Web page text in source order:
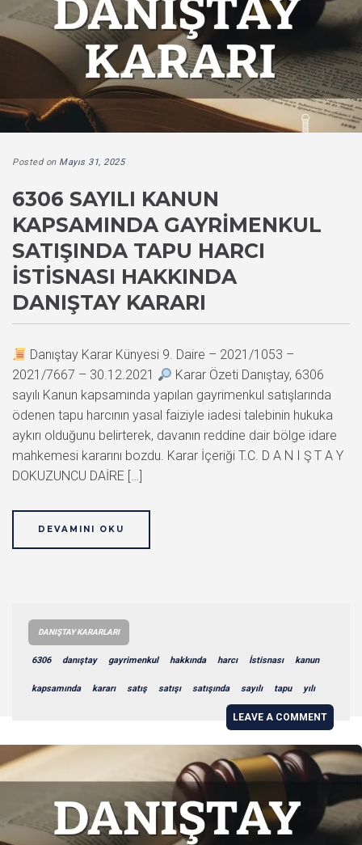
Posted on Mayıs 31, 2025
6306 SAYILI KANUN
KAPSAMINDA GAYRIMENKUL
SATIŞINDA TAPU HARCI
İSTISNASI HAKKINDA
DANIŞTAY KARARI
Danıştay Karar Künyesi 9. Daire – 2021/1053 –
2021/7667 – 30.12.2021
Karar Özeti Danıştay, 6306
sayılı Kanun kapsamında yapılan gayrimenkul satışlarında
ödenen tapu harcının yasal faiziyle iadesi talebinin hukuka
aykırı olduğunu belirterek, davanın reddine dair bölge idare
mahkemesi kararını bozdu. Karar İçeriği T.C. D A N I Ş T A Y
DOKUZUNCU DAİRE […]
DEVAMINI OKU
DANIŞTAY KARARLARI
6306 danıştay gayrimenkul hakkında harcı İstisnası kanun
kapsamında kararı satış satışı satışında sayılı tapu yılı
LEAVE A COMMENT